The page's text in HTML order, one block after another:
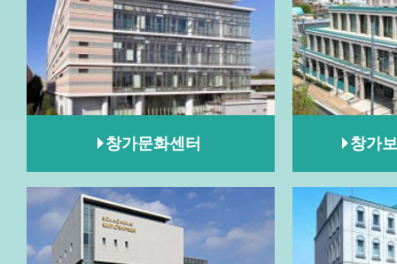
창가문화센터 창가